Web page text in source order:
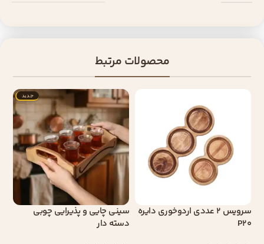
محصولات مرتبط
سرویس 2 عددی اردوخوری دایره
P20
جدید
سینی چایی و پذیرایی چوبی
دسته دار